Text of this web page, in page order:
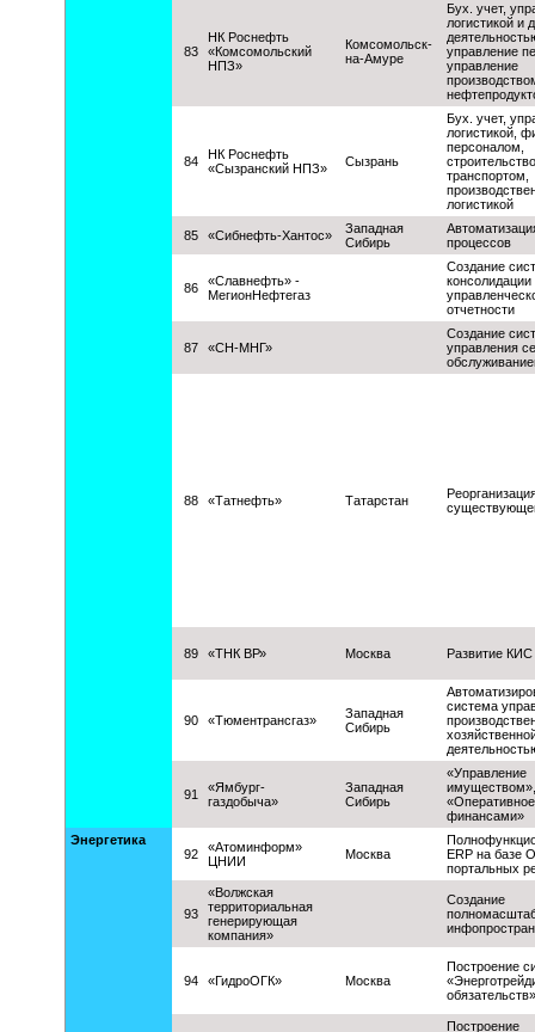
83
НК Роснефть
«Комсомольский
НПЗ»
Комсомольск-
на-Амуре
Бух. учет,
логистикой и
управление
управление
84
НК Роснефть
«Сызранский НПЗ»
Сызрань
Бух. учет,
логистикой,
персоналом,
транспортом,
логистикой
85 «Сибнефть-Хантос»
Западная
Сибирь
процессов
86
«Славнефть» -
МегионНефтегаз
Создание
консолидации
отчетности
87 «СН-МНГ»
Создание
управления
88 «Татнефть» Татарстан
89 «ТНК ВР» Москва Развитие КИС
90 «Тюментрансгаз»
Западная
Сибирь
система
91
«Ямбург-
газдобыча»
Западная
Сибирь
«Управление
имуществом»,
финансами»
Энергетика
92
«Атоминформ»
ЦНИИ
Москва
ERP на базе
портальных
93
«Волжская
территориальная
генерирующая
компания»
Создание
94 «ГидроОГК» Москва
Построение
обязательств»
Построение